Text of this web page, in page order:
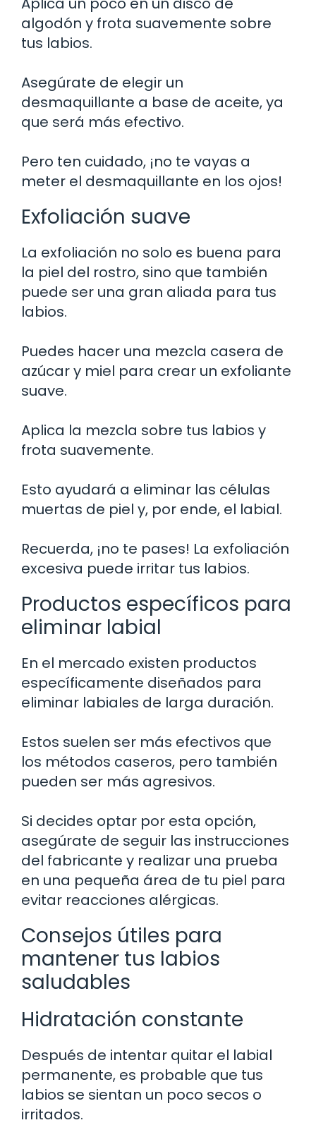
algodón y frota suavemente sobre
tus labios.
Asegúrate de elegir un
desmaquillante a base de aceite, ya
que será más efectivo.
Pero ten cuidado, ¡no te vayas a
meter el desmaquillante en los ojos!
Exfoliación suave
La exfoliación no solo es buena para
la piel del rostro, sino que también
puede ser una gran aliada para tus
labios.
Puedes hacer una mezcla casera de
azúcar y miel para crear un exfoliante
suave.
Aplica la mezcla sobre tus labios y
frota suavemente.
Esto ayudará a eliminar las células
muertas de piel y, por ende, el labial.
Recuerda, ¡no te pases! La exfoliación
excesiva puede irritar tus labios.
Productos específicos para
eliminar labial
En el mercado existen productos
específicamente diseñados para
eliminar labiales de larga duración.
Estos suelen ser más efectivos que
los métodos caseros, pero también
pueden ser más agresivos.
Si decides optar por esta opción,
asegúrate de seguir las instrucciones
del fabricante y realizar una prueba
en una pequeña área de tu piel para
evitar reacciones alérgicas.
Consejos útiles para
mantener tus labios
saludables
Hidratación constante
Después de intentar quitar el labial
permanente, es probable que tus
labios se sientan un poco secos o
irritados.